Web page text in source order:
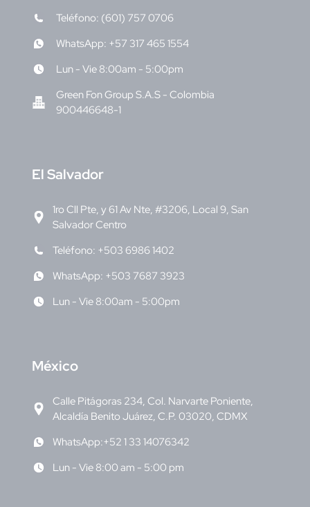
Teléfono: (601) 757 0706
WhatsApp: +57 317 465 1554
Lun - Vie 8:00am - 5:00pm
Green Fon Group S.A.S - Colombia
900446648-1
El Salvador
1ro Cll Pte, y 61 Av Nte, #3206, Local 9, San
Salvador Centro
Teléfono: +503 6986 1402
WhatsApp: +503 7687 3923
Lun - Vie 8:00am - 5:00pm
México
Calle Pitágoras 234, Col. Narvarte Poniente,
Alcaldía Benito Juárez, C.P. 03020, CDMX
WhatsApp:+52 1 33 14076342
Lun - Vie 8:00 am - 5:00 pm